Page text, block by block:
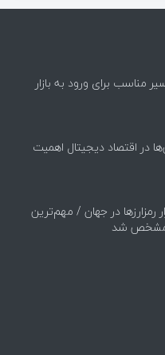
مناسب برای ورود به بازار
در اقتصاد دیجیتال اهمیت
رمزارزها در جهان / مهم‌ترین
مشخص شد